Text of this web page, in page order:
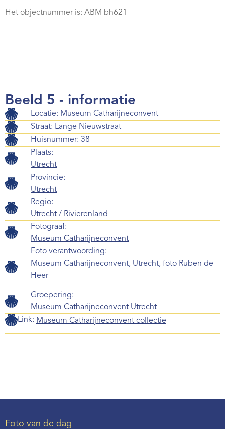
Webshop
Het objectnummer is: ABM bh621
Beeld 5 - informatie
Locatie: Museum Catharijneconvent
Straat: Lange Nieuwstraat
Huisnummer: 38
Plaats:
Utrecht
Provincie:
Utrecht
Regio:
Utrecht / Rivierenland
Fotograaf:
Museum Catharijneconvent
Foto verantwoording:
Museum Catharijneconvent, Utrecht, foto Ruben de
Heer
Groepering:
Museum Catharijneconvent Utrecht
Link: Museum Catharijneconvent collectie
Foto van de dag